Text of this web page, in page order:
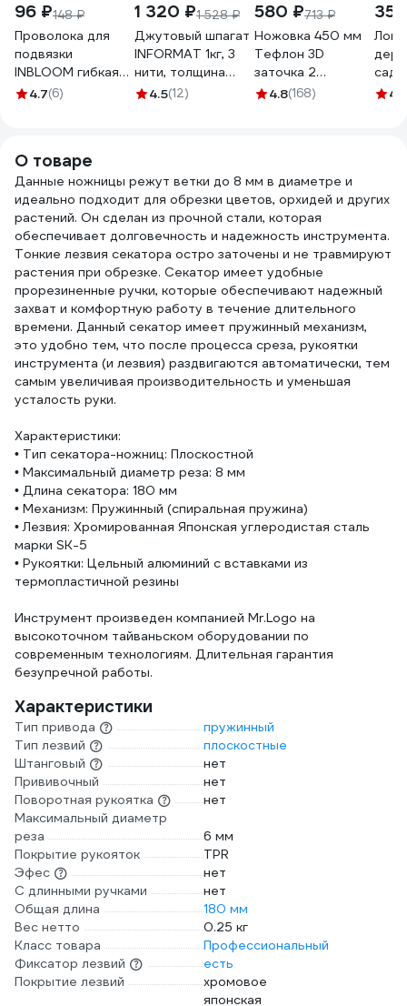
96 ₽148 ₽
Проволока для
подвязки
INBLOOM гибкая
20 м x диаметр 1.8
4.7(6)
1 320 ₽1 528 ₽
Джутовый шпагат
INFORMAT 1кг, 3
нити, толщина
3мм, 1680 текс
4.5(12)
580 ₽713 ₽
Ножовка 450 мм
Тефлон 3D
заточка 2
компонентная
4.8(168) 4.2
О товаре
Данные ножницы режут ветки до 8 мм в диаметре и
идеально подходит для обрезки цветов, орхидей и других
растений. Он сделан из прочной стали, которая
обеспечивает долговечность и надежность инструмента.
Тонкие лезвия секатора остро заточены и не травмируют
растения при обрезке. Секатор имеет удобные
прорезиненные ручки, которые обеспечивают надежный
захват и комфортную работу в течение длительного
времени. Данный секатор имеет пружинный механизм,
это удобно тем, что после процесса среза, рукоятки
инструмента (и лезвия) раздвигаются автоматически, тем
самым увеличивая производительность и уменьшая
усталость руки.
Характеристики:
• Тип секатора-ножниц: Плоскостной
• Максимальный диаметр реза: 8 мм
• Длина секатора: 180 мм
• Механизм: Пружинный (спиральная пружина)
• Лезвия: Хромированная Японская углеродистая сталь
марки SK-5
• Рукоятки: Цельный алюминий с вставками из
термопластичной резины
Инструмент произведен компанией Mr.Logo на
высокоточном тайваньском оборудовании по
современным технологиям. Длительная гарантия
безупречной работы.
Характеристики
Тип привода
пружинный
Тип лезвий
плоскостные
Штанговый
нет
Прививочный
нет
Поворотная рукоятка
нет
Максимальный диаметр
реза
6 мм
Покрытие рукояток
TPR
Эфес
нет
С длинными ручками
нет
Общая длина
180 мм
Вес нетто
0.25 кг
Класс товара
Профессиональный
Фиксатор лезвий
есть
Покрытие лезвий
хромовое
японская